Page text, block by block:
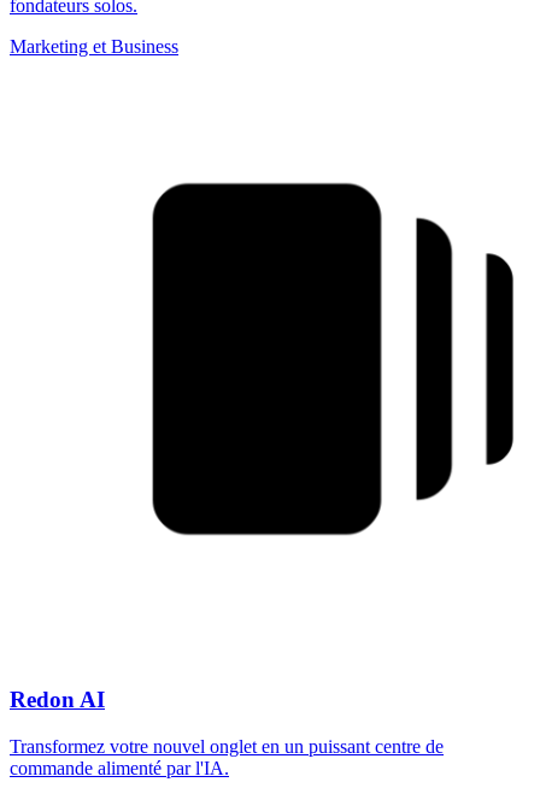
fondateurs solos.
Marketing et Business
Redon AI
Transformez votre nouvel onglet en un puissant centre de
commande alimenté par l'IA.